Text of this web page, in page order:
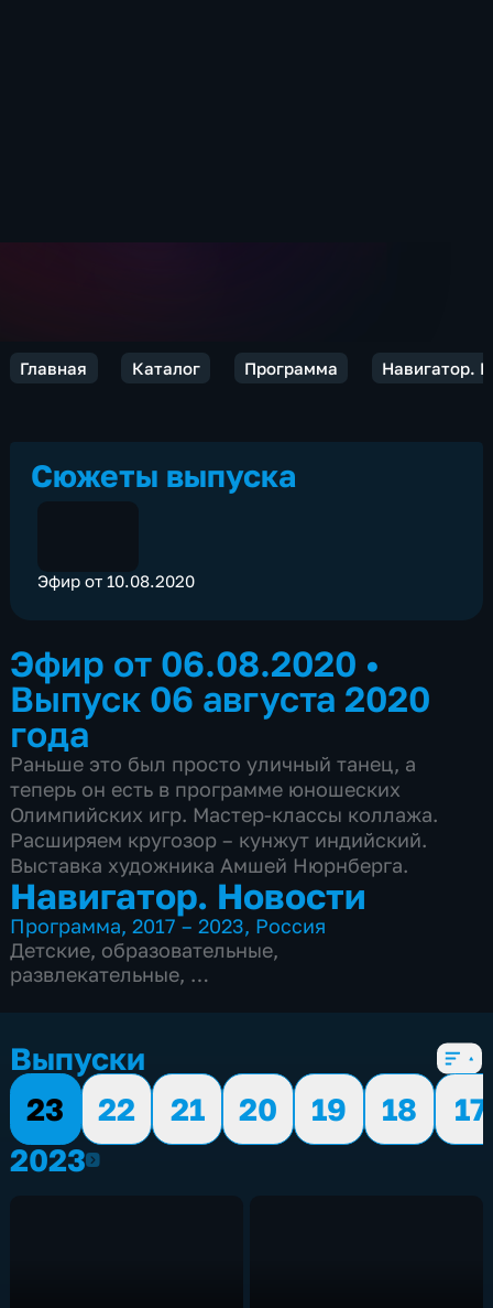
Главная Каталог Программа Навигатор.
Сюжеты выпуска
Эфир от 10.08.2020
Эфир от 06.08.2020 •
Выпуск 06 августа 2020
года
Раньше это был просто уличный танец, а
теперь он есть в программе юношеских
Олимпийских игр. Мастер-классы коллажа.
Расширяем кругозор – кунжут индийский.
Выставка художника Амшей Нюрнберга.
Навигатор. Новости
Программа,2017 – 2023, Россия
Детские, образовательные,
развлекательные,
Выпуски
23
22 21 20 19 18
17
20232023